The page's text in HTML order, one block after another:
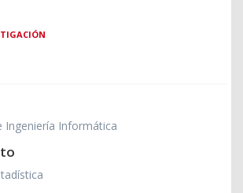
Ingeniería Informática